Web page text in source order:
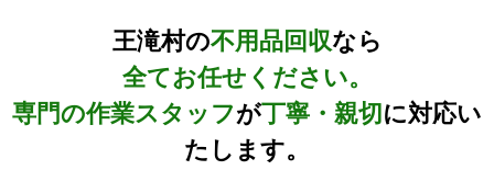
王滝村の不用品回収なら
全てお任せください。
専門の作業スタッフが丁寧・親切 に対応い
たします。